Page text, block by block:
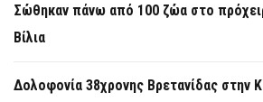
Σώθηκαν πάνω από 100 ζώα στο
Βίλια
Δολοφονία 38χρονης Βρετανίδας στην